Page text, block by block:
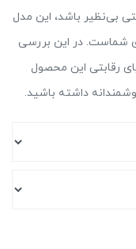
بی‌نظیر باشد، این مدل
شماست. در این بررسی
رقابتی این محصول
داشته باشید.